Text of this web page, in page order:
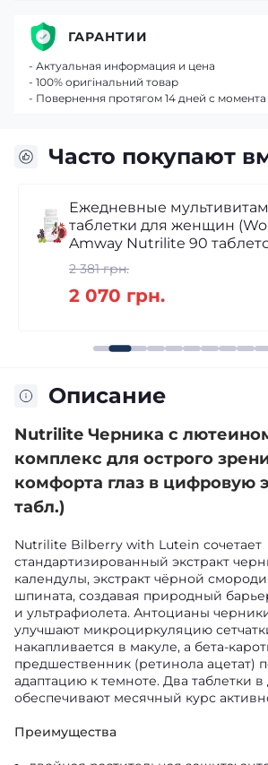
Часто покупают
Ежедневные
таблетки для женщин
Amway Nutrilite 90
2 381 грн.
2 070 грн.
Описание
Nutrilite Черника с
комплекс для острого
комфорта глаз в цифровую
табл.)
Nutrilite Bilberry with Lutein сочетает
стандартизированный экстракт
календулы, экстракт чёрной
шпината, создавая природный
и ультрафиолета. Антоцианы
улучшают микроциркуляцию
накапливается в макуле, а бета-
предшественник (ретинола ацетат)
адаптацию к темноте. Два таблетки в
обеспечивают месячный курс
Преимущества
ГАРАНТИИ
- Актуальная информация и цена
- 100% оригінальний товар
- Повернення протягом 14 дней с